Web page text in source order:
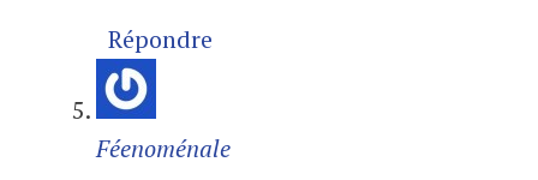
Répondre
Féenoménale